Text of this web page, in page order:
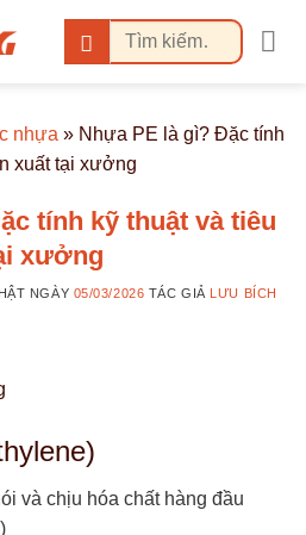
Tìm
kiếm:
nhựa » Nhựa PE là gì? Đặc tính
xuất tại xưởng
tính kỹ thuật và tiêu
xưởng
NGÀY 05/03/2026 TÁC GIẢ LƯU BÍCH
và chịu hóa chất hàng đầu